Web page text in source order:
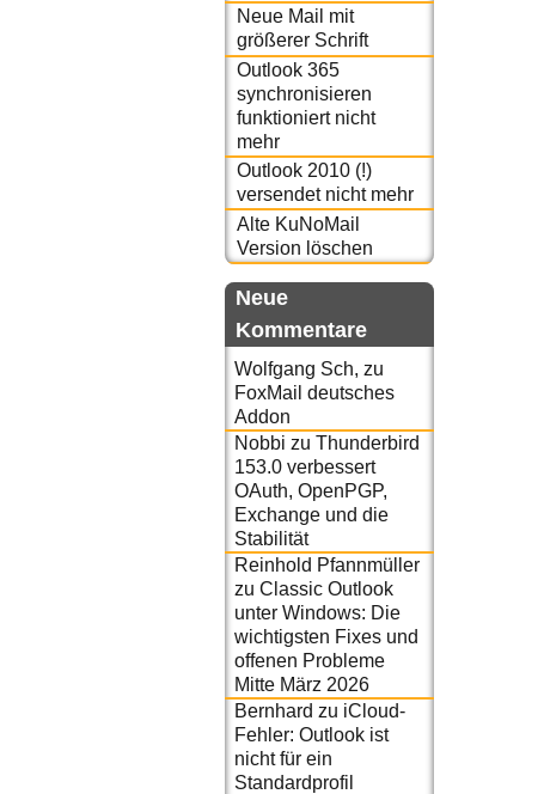
Neue Mail mit
größerer Schrift
Outlook 365
synchronisieren
funktioniert nicht
mehr
Outlook 2010 (!)
versendet nicht mehr
Alte KuNoMail
Version löschen
Neue
Kommentare
Wolfgang Sch, zu
FoxMail deutsches
Addon
Nobbi zu Thunderbird
153.0 verbessert
OAuth, OpenPGP,
Exchange und die
Stabilität
Reinhold Pfannmüller
zu Classic Outlook
unter Windows: Die
wichtigsten Fixes und
offenen Probleme
Mitte März 2026
Bernhard zu iCloud-
Fehler: Outlook ist
nicht für ein
Standardprofil